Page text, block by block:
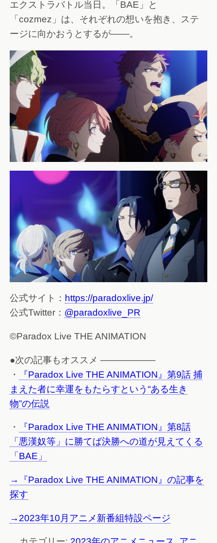
エクストラバトル当日。「BAE」と
「cozmez」は、それぞれの想いを抱き、ステ
ージに向かおうとするが――。
公式サイト： https://paradoxlive.jp/
公式Twitter： @paradoxlive_PR
©Paradox Live THE ANIMATION
●次の記事もオススメ ——————
・
『Paradox Live THE ANIMATION』第9話 捕
まえた者に幸運をもたらすという“ある生き
物”の伝説
・
『Paradox Live THE ANIMATION』第8話
「悪漢奴等」に勝てば決勝への道が見えてくる
「BAE」
→『Paradox Live THE ANIMATION』の記事を
探す
→2023年10月アニメ新番組特設ページ